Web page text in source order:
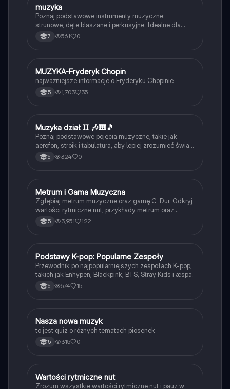
MMuzyka
muzyka
Poznaj podstawowe instrumenty muzyczne:
strunowe, dęte blaszane i perkusyjne. Idealne dla
młodych miłośników muzyki.
7 561 0
Muzyka
MUZYKA-Fryderyk Chopin
najważniejsze informacje o Fryderyku Chopinie
5 1,703 35
MMuzyka
Muzyka dział II 🎶🎹🎵
Poznaj podstawowe pojęcia muzyczne, takie jak
aerofon, stroik i tabulatura, aby lepiej zrozumieć świat
instrumentów i historii muzyki.
6 324 0
Muzyka
Metrum i Gama Muzyczna
Zgłębiaj metrum muzyczne oraz gamę C-Dur. Odkryj
wartości rytmiczne nut, przykłady metrum oraz
kluczowe terminy muzyczne. Idealne dla uczniów
muzyki i pasjonatów dźwięków.
5 3,951 122
Muzyka
Podstawy K-pop: Popularne Zespoły
Przewodnik po najpopularniejszych zespołach K-pop,
takich jak Enhypen, Blackpink, BTS, Stray Kids i æspa.
6 574 15
NMuzyka
Nasza nowa muzyk
to jest quiz o różnych tematach piosenek
5 315 0
Muzyka
Wartości rytmiczne nut
Zrozum wszystkie wartości rytmiczne nut i pauz w